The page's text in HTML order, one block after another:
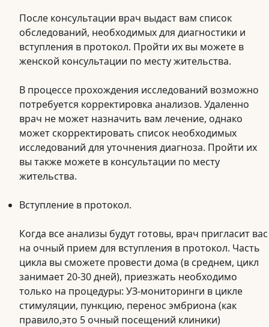
После консультации врач выдаст вам список
обследований, необходимых для диагностики и
вступления в протокол. Пройти их вы можете в
женской консультации по месту жительства.
В процессе прохождения исследований возможно
потребуется корректировка анализов. Удаленно
врач не может назначить вам лечение, однако
может скорректировать список необходимых
исследований для уточнения диагноза. Пройти их
вы также можете в консультации по месту
жительства.
Вступление в протокол.
Когда все анализы будут готовы, врач пригласит вас
на очный прием для вступления в протокол. Часть
цикла вы сможете провести дома (в среднем, цикл
занимает 20-30 дней), приезжать необходимо
только на процедуры: УЗ-мониторинги в цикле
стимуляции, пункцию, перенос эмбриона (как
правило,это 5 очный посещений клиники)